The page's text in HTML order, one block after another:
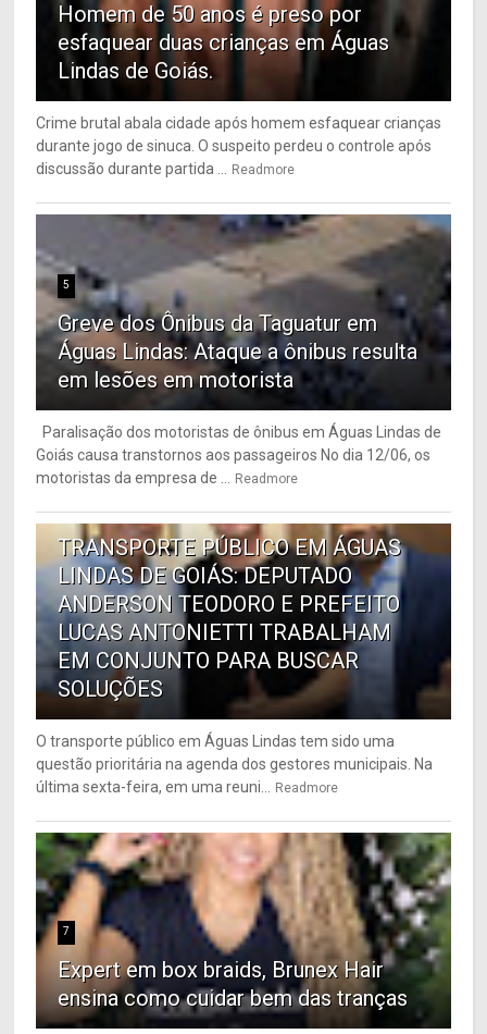
Homem de 50 anos é preso por
esfaquear duas crianças em Águas
Lindas de Goiás.
Crime brutal abala cidade após homem esfaquear crianças
durante jogo de sinuca. O suspeito perdeu o controle após
discussão durante partida ... Readmore
5
Greve dos Ônibus da Taguatur em
Águas Lindas: Ataque a ônibus resulta
em lesões em motorista
Paralisação dos motoristas de ônibus em Águas Lindas de
Goiás causa transtornos aos passageiros No dia 12/06, os
motoristas da empresa de ... Readmore
6
TRANSPORTE PÚBLICO EM ÁGUAS
LINDAS DE GOIÁS: DEPUTADO
ANDERSON TEODORO E PREFEITO
LUCAS ANTONIETTI TRABALHAM
EM CONJUNTO PARA BUSCAR
SOLUÇÕES
O transporte público em Águas Lindas tem sido uma
questão prioritária na agenda dos gestores municipais. Na
última sexta-feira, em uma reuni... Readmore
7
Expert em box braids, Brunex Hair
ensina como cuidar bem das tranças